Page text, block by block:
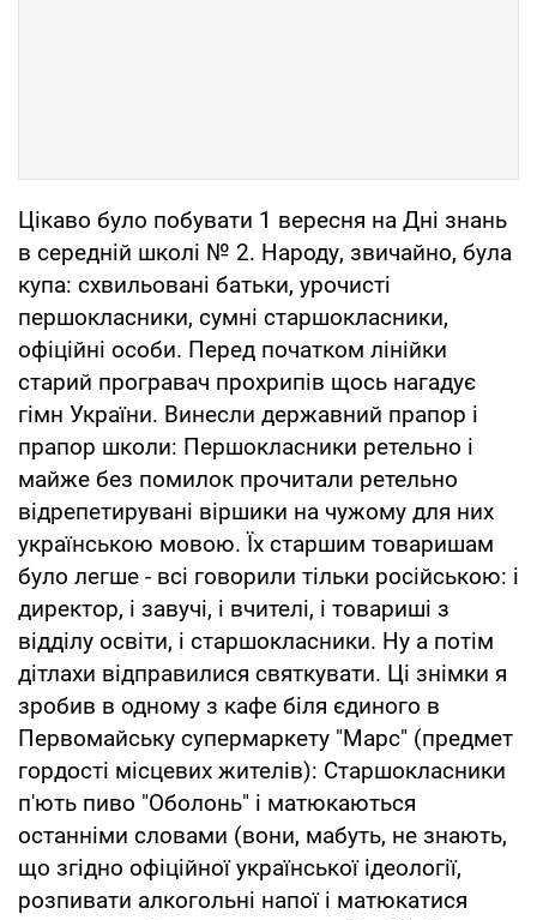
Цікаво було побувати 1 вересня на Дні знань
в середній школі № 2. Народу, звичайно, була
купа: схвильовані батьки, урочисті
першокласники, сумні старшокласники,
офіційні особи. Перед початком лінійки
старий програвач прохрипів щось нагадує
гімн України. Винесли державний прапор і
прапор школи: Першокласники ретельно і
майже без помилок прочитали ретельно
відрепетирувані віршики на чужому для них
українською мовою. Їх старшим товаришам
було легше - всі говорили тільки російською: і
директор, і завучі, і вчителі, і товариші з
відділу освіти, і старшокласники. Ну а потім
дітлахи відправилися святкувати. Ці знімки я
зробив в одному з кафе біля єдиного в
Первомайську супермаркету "Марс" (предмет
гордості місцевих жителів): Старшокласники
п'ють пиво "Оболонь" і матюкаються
останніми словами (вони, мабуть, не знають,
що згідно офіційної української ідеології,
розпивати алкогольні напої і матюкатися